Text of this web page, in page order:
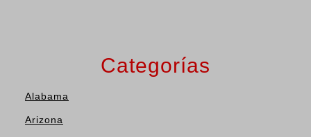
Categorías
Alabama
Arizona